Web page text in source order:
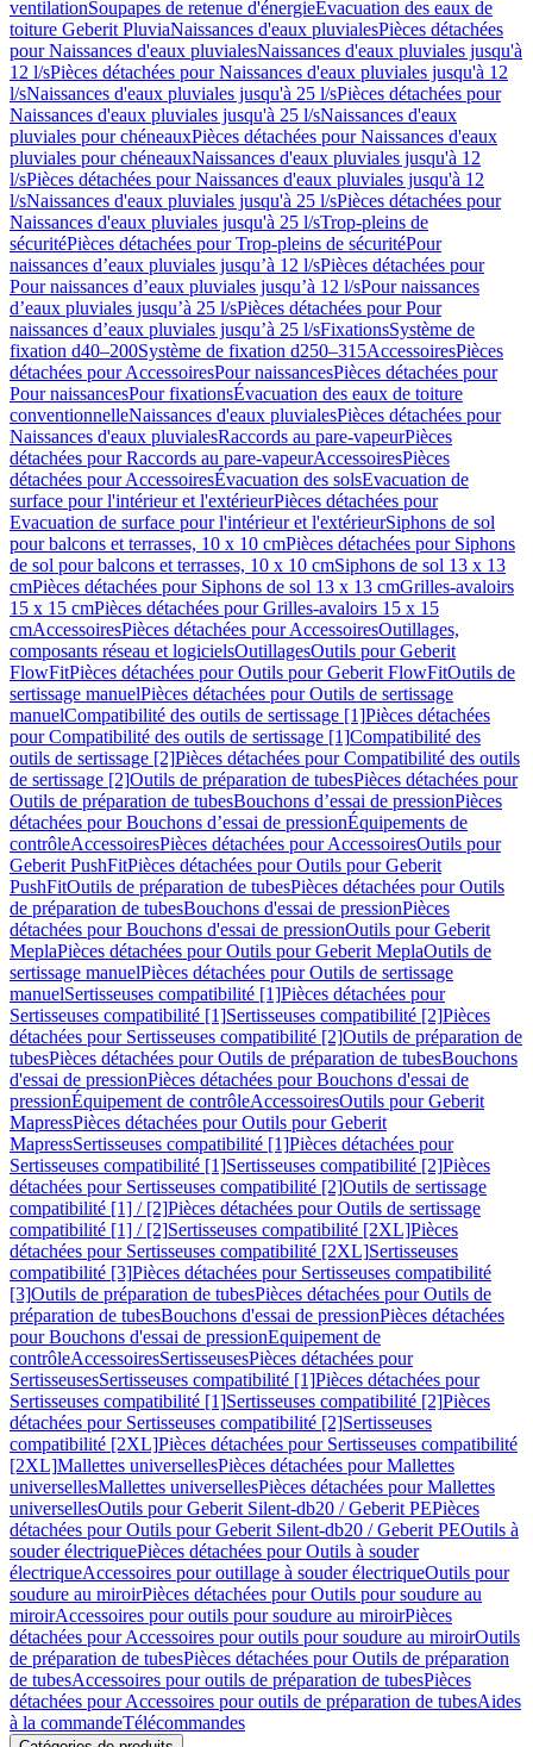
ventilationSoupapes de retenue d'énergieÉvacuation des eaux de
toiture Geberit PluviaNaissances d'eaux pluvialesPièces détachées
pour Naissances d'eaux pluvialesNaissances d'eaux pluviales jusqu'à
12 l/sPièces détachées pour Naissances d'eaux pluviales jusqu'à 12
l/sNaissances d'eaux pluviales jusqu'à 25 l/sPièces détachées pour
Naissances d'eaux pluviales jusqu'à 25 l/sNaissances d'eaux
pluviales pour chéneauxPièces détachées pour Naissances d'eaux
pluviales pour chéneauxNaissances d'eaux pluviales jusqu'à 12
l/sPièces détachées pour Naissances d'eaux pluviales jusqu'à 12
l/sNaissances d'eaux pluviales jusqu'à 25 l/sPièces détachées pour
Naissances d'eaux pluviales jusqu'à 25 l/sTrop-pleins de
sécuritéPièces détachées pour Trop-pleins de sécuritéPour
naissances d’eaux pluviales jusqu’à 12 l/sPièces détachées pour
Pour naissances d’eaux pluviales jusqu’à 12 l/sPour naissances
d’eaux pluviales jusqu’à 25 l/sPièces détachées pour Pour
naissances d’eaux pluviales jusqu’à 25 l/sFixationsSystème de
fixation d40–200Système de fixation d250–315AccessoiresPièces
détachées pour AccessoiresPour naissancesPièces détachées pour
Pour naissancesPour fixationsÉvacuation des eaux de toiture
conventionnelleNaissances d'eaux pluvialesPièces détachées pour
Naissances d'eaux pluvialesRaccords au pare-vapeurPièces
détachées pour Raccords au pare-vapeurAccessoiresPièces
détachées pour AccessoiresÉvacuation des solsEvacuation de
surface pour l'intérieur et l'extérieurPièces détachées pour
Evacuation de surface pour l'intérieur et l'extérieurSiphons de sol
pour balcons et terrasses, 10 x 10 cmPièces détachées pour Siphons
de sol pour balcons et terrasses, 10 x 10 cmSiphons de sol 13 x 13
cmPièces détachées pour Siphons de sol 13 x 13 cmGrilles-avaloirs
15 x 15 cmPièces détachées pour Grilles-avaloirs 15 x 15
cmAccessoiresPièces détachées pour AccessoiresOutillages,
composants réseau et logicielsOutillagesOutils pour Geberit
FlowFitPièces détachées pour Outils pour Geberit FlowFitOutils de
sertissage manuelPièces détachées pour Outils de sertissage
manuelCompatibilité des outils de sertissage [1]Pièces détachées
pour Compatibilité des outils de sertissage [1]Compatibilité des
outils de sertissage [2]Pièces détachées pour Compatibilité des outils
de sertissage [2]Outils de préparation de tubesPièces détachées pour
Outils de préparation de tubesBouchons d’essai de pressionPièces
détachées pour Bouchons d’essai de pressionÉquipements de
contrôleAccessoiresPièces détachées pour AccessoiresOutils pour
Geberit PushFitPièces détachées pour Outils pour Geberit
PushFitOutils de préparation de tubesPièces détachées pour Outils
de préparation de tubesBouchons d'essai de pressionPièces
détachées pour Bouchons d'essai de pressionOutils pour Geberit
MeplaPièces détachées pour Outils pour Geberit MeplaOutils de
sertissage manuelPièces détachées pour Outils de sertissage
manuelSertisseuses compatibilité [1]Pièces détachées pour
Sertisseuses compatibilité [1]Sertisseuses compatibilité [2]Pièces
détachées pour Sertisseuses compatibilité [2]Outils de préparation de
tubesPièces détachées pour Outils de préparation de tubesBouchons
d'essai de pressionPièces détachées pour Bouchons d'essai de
pressionÉquipement de contrôleAccessoiresOutils pour Geberit
MapressPièces détachées pour Outils pour Geberit
MapressSertisseuses compatibilité [1]Pièces détachées pour
Sertisseuses compatibilité [1]Sertisseuses compatibilité [2]Pièces
détachées pour Sertisseuses compatibilité [2]Outils de sertissage
compatibilité [1] / [2]Pièces détachées pour Outils de sertissage
compatibilité [1] / [2]Sertisseuses compatibilité [2XL]Pièces
détachées pour Sertisseuses compatibilité [2XL]Sertisseuses
compatibilité [3]Pièces détachées pour Sertisseuses compatibilité
[3]Outils de préparation de tubesPièces détachées pour Outils de
préparation de tubesBouchons d'essai de pressionPièces détachées
pour Bouchons d'essai de pressionEquipement de
contrôleAccessoiresSertisseusesPièces détachées pour
SertisseusesSertisseuses compatibilité [1]Pièces détachées pour
Sertisseuses compatibilité [1]Sertisseuses compatibilité [2]Pièces
détachées pour Sertisseuses compatibilité [2]Sertisseuses
compatibilité [2XL]Pièces détachées pour Sertisseuses compatibilité
[2XL]Mallettes universellesPièces détachées pour Mallettes
universellesMallettes universellesPièces détachées pour Mallettes
universellesOutils pour Geberit Silent-db20 / Geberit PEPièces
détachées pour Outils pour Geberit Silent-db20 / Geberit PEOutils à
souder électriquePièces détachées pour Outils à souder
électriqueAccessoires pour outillage à souder électriqueOutils pour
soudure au miroirPièces détachées pour Outils pour soudure au
miroirAccessoires pour outils pour soudure au miroirPièces
détachées pour Accessoires pour outils pour soudure au miroirOutils
de préparation de tubesPièces détachées pour Outils de préparation
de tubesAccessoires pour outils de préparation de tubesPièces
détachées pour Accessoires pour outils de préparation de tubesAides
à la commandeTélécommandes